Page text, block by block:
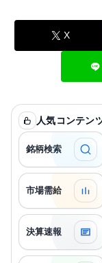
X
人気コンテン
銘柄検索
市場需給
決算速報